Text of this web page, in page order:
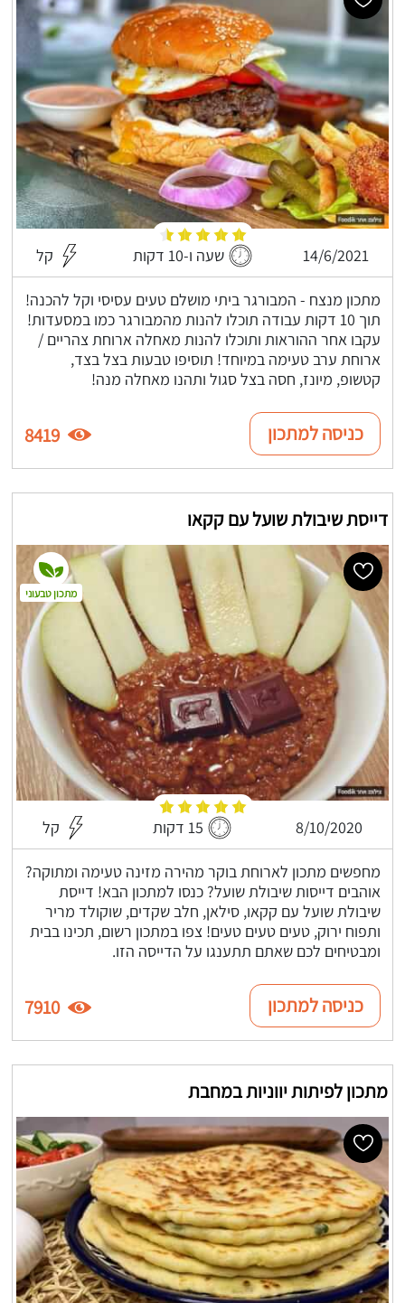
14/6/2021 שעה ו-10 דקות קל
מתכון מנצח - המבורגר ביתי מושלם טעים עסיסי וקל להכנה!
תוך 10 דקות עבודה תוכלו להנות מהמבורגר כמו במסעדות!
עקבו אחר ההוראות ותוכלו להנות מאחלה ארוחת צהריים /
ארוחת ערב טעימה במיוחד! תוסיפו טבעות בצל בצד,
קטשופ, מיונז, חסה בצל סגול ותהנו מאחלה מנה!
כניסה למתכון 8419
דייסת שיבולת שועל עם קקאו
8/10/2020 15 דקות קל
מחפשים מתכון לארוחת בוקר מהירה מזינה טעימה ומתוקה?
אוהבים דייסות שיבולת שועל? כנסו למתכון הבא! דייסת
שיבולת שועל עם קקאו, סילאן, חלב שקדים, שוקולד מריר
ותפוח ירוק, טעים טעים טעים! צפו במתכון רשום, תכינו בבית
ומבטיחים לכם שאתם תתענגו על הדייסה הזו.
מתכון טבעוני
כניסה למתכון 7910
מתכון לפיתות יווניות במחבת